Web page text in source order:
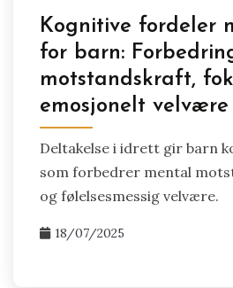
Kognitive fordeler
for barn:
motstandskraft,
emosjonelt velvære
Deltakelse i idrett gir barn
som forbedrer mental
og følelsesmessig velvære.
18/07/2025